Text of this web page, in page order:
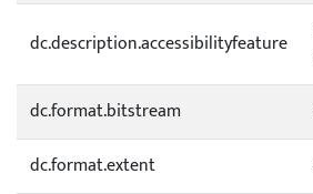
dc.description.accessibilityfeature
dc.format.bitstream
dc.format.extent